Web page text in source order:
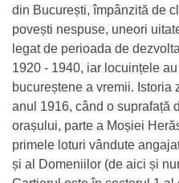
din București, împânzită de
povești nespuse, uneori
legat de perioada de
1920 - 1940, iar locuințele
bucureștene a vremii.
anul 1916, când o suprafață
orașului, parte a Moșiei
primele loturi vândute
și al Domeniilor (de aici și